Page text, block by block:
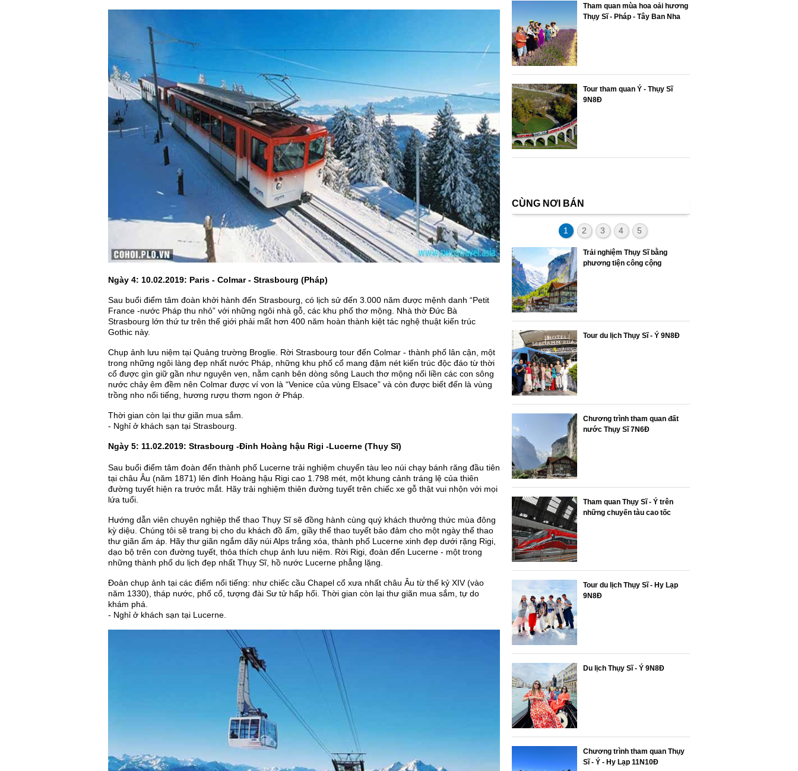
Ngày 4: 10.02.2019: Paris - Colmar - Strasbourg (Pháp)
Sau buổi điểm tâm đoàn khởi hành đến Strasbourg, có lịch sử đến 3.000 năm được mệnh danh “Petit
France -nước Pháp thu nhỏ” với những ngôi nhà gỗ, các khu phố thơ mộng. Nhà thờ Đức Bà
Strasbourg lớn thứ tư trên thế giới phải mất hơn 400 năm hoàn thành kiệt tác nghệ thuật kiến trúc
Gothic này.
Chụp ảnh lưu niệm tại Quảng trường Broglie. Rời Strasbourg tour đến Colmar - thành phố lân cận, một
trong những ngôi làng đẹp nhất nước Pháp, những khu phố cổ mang đậm nét kiến trúc độc đáo từ thời
cổ được gìn giữ gần như nguyên vẹn, nằm cạnh bên dòng sông Lauch thơ mộng nối liền các con sông
nước chảy êm đềm nên Colmar được ví von là “Venice của vùng Elsace” và còn được biết đến là vùng
trồng nho nổi tiếng, hương rượu thơm ngon ở Pháp.
Thời gian còn lại thư giãn mua sắm.
- Nghỉ ở khách sạn tại Strasbourg.
Ngày 5: 11.02.2019: Strasbourg -Đỉnh Hoàng hậu Rigi -Lucerne (Thụy Sĩ)
Sau buổi điểm tâm đoàn đến thành phố Lucerne trải nghiệm chuyến tàu leo núi chạy bánh răng đầu tiên
tại châu Âu (năm 1871) lên đỉnh Hoàng hậu Rigi cao 1.798 mét, một khung cảnh tráng lệ của thiên
đường tuyết hiện ra trước mắt. Hãy trải nghiệm thiên đường tuyết trên chiếc xe gỗ thật vui nhộn với mọi
lứa tuổi.
Hướng dẫn viên chuyên nghiệp thể thao Thụy Sĩ sẽ đồng hành cùng quý khách thưởng thức mùa đông
kỳ diệu. Chúng tôi sẽ trang bị cho du khách đồ ấm, giầy thể thao tuyết bảo đảm cho một ngày thể thao
thư giãn ấm áp. Hãy thư giãn ngắm dãy núi Alps trắng xóa, thành phố Lucerne xinh đẹp dưới rặng Rigi,
dạo bộ trên con đường tuyết, thỏa thích chụp ảnh lưu niệm. Rời Rigi, đoàn đến Lucerne - một trong
những thành phố du lịch đẹp nhất Thụy Sĩ, hồ nước Lucerne phẳng lặng.
Đoàn chụp ảnh tại các điểm nổi tiếng: như chiếc cầu Chapel cổ xưa nhất châu Âu từ thế kỷ XIV (vào
năm 1330), tháp nước, phố cổ, tượng đài Sư tử hấp hối. Thời gian còn lại thư giãn mua sắm, tự do
khám phá.
- Nghỉ ở khách sạn tại Lucerne.
Tham quan mùa hoa oải hương
Thụy Sĩ - Pháp - Tây Ban Nha
Tour tham quan Ý - Thụy Sĩ
9N8Đ
CÙNG NƠI BÁN
1 2 3 4 5
Trải nghiệm Thụy Sĩ bằng
phương tiện công cộng
Tour du lịch Thụy Sĩ - Ý 9N8Đ
Chương trình tham quan đất
nước Thụy Sĩ 7N6Đ
Tham quan Thụy Sĩ - Ý trên
những chuyến tàu cao tốc
Tour du lịch Thụy Sĩ - Hy Lạp
9N8Đ
Du lịch Thụy Sĩ - Ý 9N8Đ
Chương trình tham quan Thụy
Sĩ - Ý - Hy Lạp 11N10Đ